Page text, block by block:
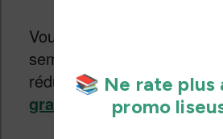
Vous recevrez alors un à
semaine (en fonction de
réductions) gratuitement :
gratuite à la newsletter